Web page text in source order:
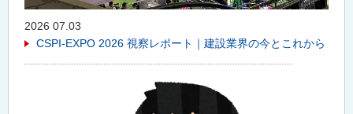
2026 07.03
CSPI-EXPO 2026 視察レポート｜建設業界の今とこれから